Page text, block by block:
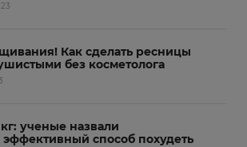
Как сделать ресницы
без косметолога
ученые назвали
способ похудеть